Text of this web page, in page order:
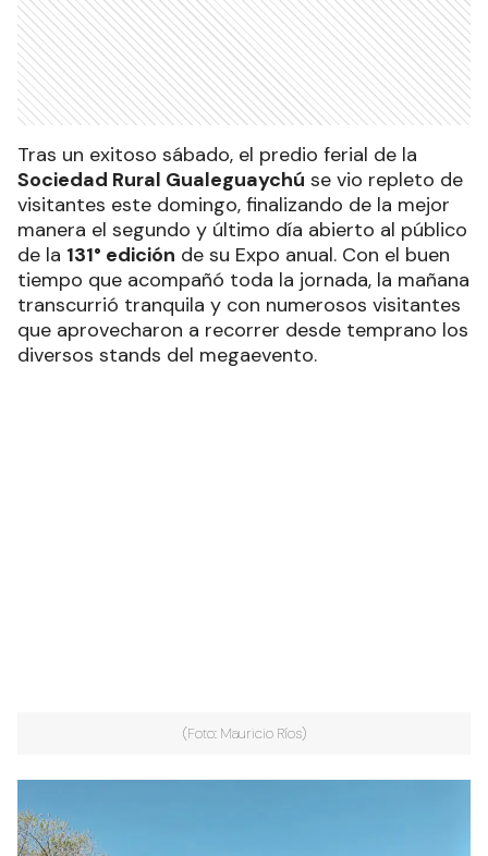
Tras un exitoso sábado, el predio ferial de la
Sociedad Rural Gualeguaychú se vio repleto de
visitantes este domingo, finalizando de la mejor
manera el segundo y último día abierto al público
de la 131° edición de su Expo anual. Con el buen
tiempo que acompañó toda la jornada, la mañana
transcurrió tranquila y con numerosos visitantes
que aprovecharon a recorrer desde temprano los
diversos stands del megaevento.